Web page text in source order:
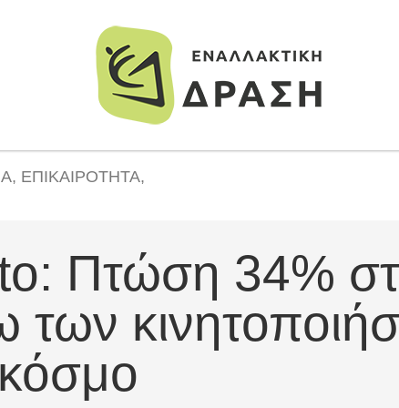
, ΕΠΙΚΑΙΡΌΤΗΤΑ,
Πτώση 34%
των